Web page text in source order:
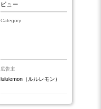
ビュー
Category
広告主
lululemon（ルルレモン）